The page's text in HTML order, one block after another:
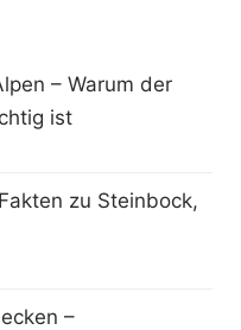
– Warum der
ist
zu Steinbock,
–